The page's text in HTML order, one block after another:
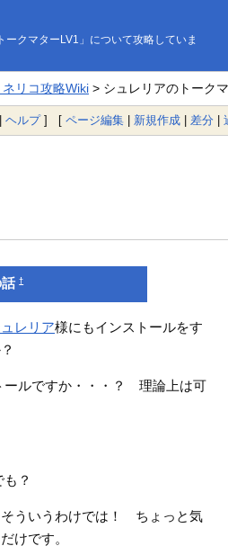
ークマターLV1」について攻略していま
ネリコ攻略Wiki> シュレリアのトーク
| ヘルプ] [ ページ編集 | 新規作成 | 差分 |
話†
レリア様にもインストールをす
ールですか・・・？ 理論上は可
？
そういうわけでは！ ちょっと気
けです。